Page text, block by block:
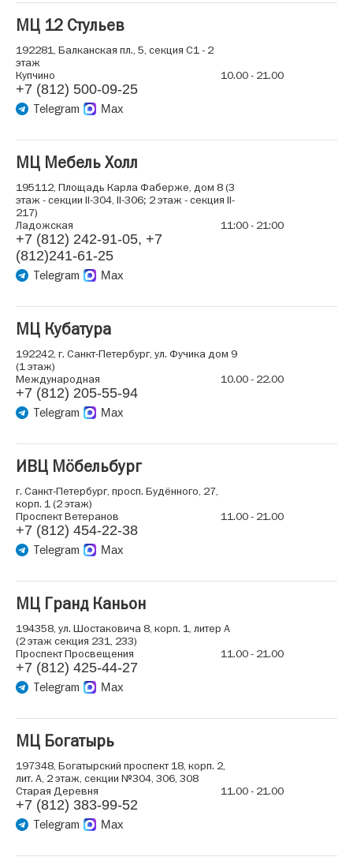
МЦ 12 Стульев
192281, Балканская пл., 5, секция C1 - 2
этаж
Купчино
10.00 - 21.00
+7 (812) 500-09-25
Telegram Max
МЦ Мебель Холл
195112, Площадь Карла Фаберже, дом 8 (3
этаж - секции II-304, II-306; 2 этаж - секция II-
217)
Ладожская
11:00 - 21:00
+7 (812) 242-91-05, +7
(812)241-61-25
Telegram Max
МЦ Кубатура
192242, г. Санкт-Петербург, ул. Фучика дом 9
(1 этаж)
Международная
10.00 - 22.00
+7 (812) 205-55-94
Telegram Max
ИВЦ Мöбельбург
г. Санкт-Петербург, просп. Будённого, 27,
корп. 1 (2 этаж)
Проспект Ветеранов
11.00 - 21.00
+7 (812) 454-22-38
Telegram Max
МЦ Гранд Каньон
194358, ул. Шостаковича 8, корп. 1, литер А
(2 этаж секция 231, 233)
Проспект Просвещения
11.00 - 21.00
+7 (812) 425-44-27
Telegram Max
МЦ Богатырь
197348, Богатырский проспект 18, корп. 2,
лит. А, 2 этаж, секции №304, 306, 308
Старая Деревня
11.00 - 21.00
+7 (812) 383-99-52
Telegram Max